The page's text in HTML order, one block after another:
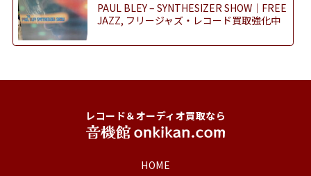
PAUL BLEY – SYNTHESIZER SHOW｜FREE
JAZZ, フリージャズ・レコード買取強化中
レコード＆オーディオ買取なら
HOME